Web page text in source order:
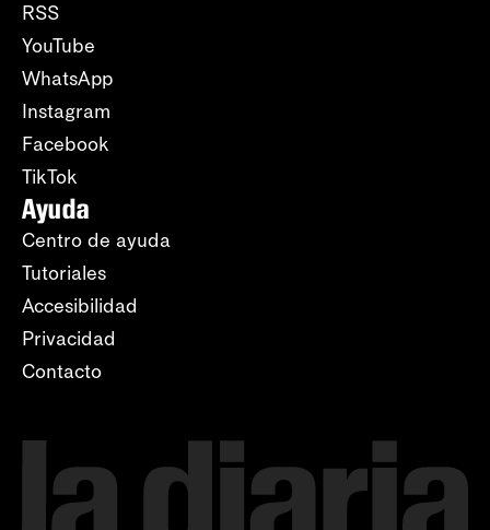
RSS
YouTube
WhatsApp
Instagram
Facebook
TikTok
Ayuda
Centro de ayuda
Tutoriales
Accesibilidad
Privacidad
Contacto